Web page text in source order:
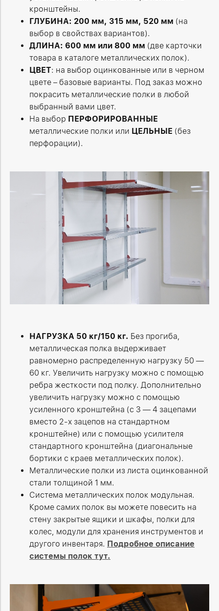
кронштейны.
ГЛУБИНА: 200 мм, 315 мм, 520 мм (на
выбор в свойствах вариантов).
ДЛИНА: 600 мм или 800 мм (две карточки
товара в каталоге металлических полок).
ЦВЕТ: на выбор оцинкованные или в черном
цвете – базовые варианты. Под заказ можно
покрасить металлические полки в любой
выбранный вами цвет.
На выбор ПЕРФОРИРОВАННЫЕ
металлические полки или ЦЕЛЬНЫЕ (без
перфорации).
НАГРУЗКА 50 кг/150 кг. Без прогиба,
металлическая полка выдерживает
равномерно распределенную нагрузку 50 —
60 кг. Увеличить нагрузку можно с помощью
ребра жесткости под полку. Дополнительно
увеличить нагрузку можно с помощью
усиленного кронштейна (с 3 — 4 зацепами
вместо 2-х зацепов на стандартном
кронштейне) или с помощью усилителя
стандартного кронштейна (диагональные
бортики с краев металлических полок).
Металлические полки из листа оцинкованной
стали толщиной 1 мм.
Система металлических полок модульная.
Кроме самих полок вы можете повесить на
стену закрытые ящики и шкафы, полки для
колес, модули для хранения инструментов и
другого инвентаря. Подробное описание
системы полок тут.